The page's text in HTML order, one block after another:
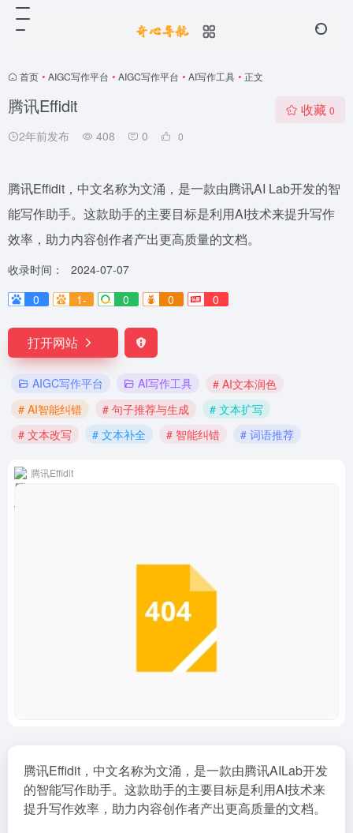
首页 • AIGC写作平台 • AIGC写作平台 • AI写作工具 • 正文
腾讯Effidit
2年前发布 408 0 0
收藏 0
腾讯Effidit，中文名称为文涌，是一款由腾讯AI Lab开发的智
能写作助手。这款助手的主要目标是利用AI技术来提升写作
效率，助力内容创作者产出更高质量的文档。
收录时间：
2024-07-07
0
1- 0 0 0
打开网站
AIGC写作平台 AI写作工具
# AI文本润色
# AI智能纠错
# 句子推荐与生成
# 文本扩写
# 文本改写
# 文本补全 # 智能纠错 # 词语推荐
腾讯Effidit
腾讯Effidit，中文名称为文涌，是一款由腾讯AILab开发
的智能写作助手。这款助手的主要目标是利用AI技术来
提升写作效率，助力内容创作者产出更高质量的文档。